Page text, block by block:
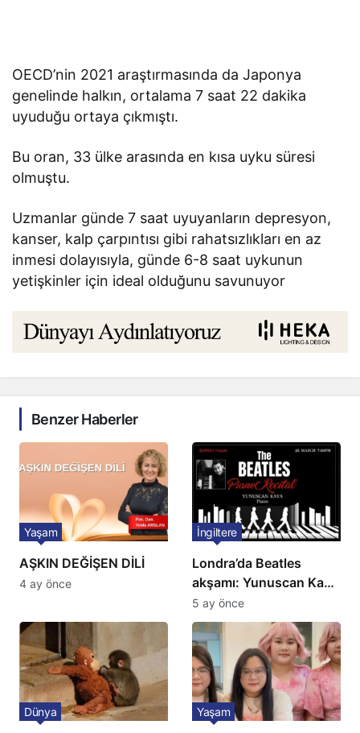
OECD’nin 2021 araştırmasında da Japonya
genelinde halkın, ortalama 7 saat 22 dakika
uyuduğu ortaya çıkmıştı.
Bu oran, 33 ülke arasında en kısa uyku süresi
olmuştu.
Uzmanlar günde 7 saat uyuyanların depresyon,
kanser, kalp çarpıntısı gibi rahatsızlıkları en az
inmesi dolayısıyla, günde 6-8 saat uykunun
yetişkinler için ideal olduğunu savunuyor
Benzer Haberler
AŞKIN DEĞİŞEN DİLİ
Yaşam
4 ay önce
Londra’da Beatles
akşamı: Yunuscan Kaya
klasik yorumuyla
sahnede
İngiltere
5 ay önce
Dünya Yaşam